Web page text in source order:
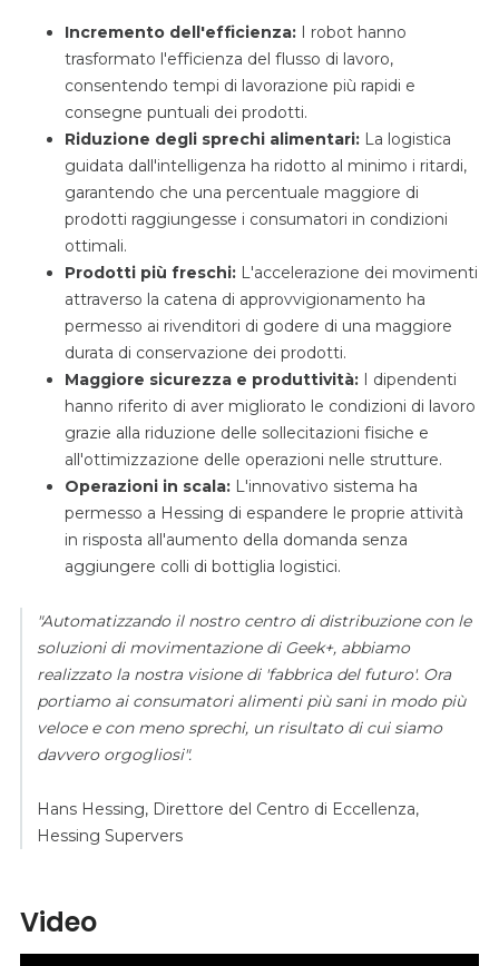
Incremento dell'efficienza: I robot hanno
trasformato l'efficienza del flusso di lavoro,
consentendo tempi di lavorazione più rapidi e
consegne puntuali dei prodotti.
Riduzione degli sprechi alimentari: La logistica
guidata dall'intelligenza ha ridotto al minimo i ritardi,
garantendo che una percentuale maggiore di
prodotti raggiungesse i consumatori in condizioni
ottimali.
Prodotti più freschi: L'accelerazione dei movimenti
attraverso la catena di approvvigionamento ha
permesso ai rivenditori di godere di una maggiore
durata di conservazione dei prodotti.
Maggiore sicurezza e produttività: I dipendenti
hanno riferito di aver migliorato le condizioni di lavoro
grazie alla riduzione delle sollecitazioni fisiche e
all'ottimizzazione delle operazioni nelle strutture.
Operazioni in scala: L'innovativo sistema ha
permesso a Hessing di espandere le proprie attività
in risposta all'aumento della domanda senza
aggiungere colli di bottiglia logistici.
"Automatizzando il nostro centro di distribuzione con le
soluzioni di movimentazione di Geek+, abbiamo
realizzato la nostra visione di 'fabbrica del futuro'. Ora
portiamo ai consumatori alimenti più sani in modo più
veloce e con meno sprechi, un risultato di cui siamo
davvero orgogliosi".
Hans Hessing, Direttore del Centro di Eccellenza,
Hessing Supervers
Video